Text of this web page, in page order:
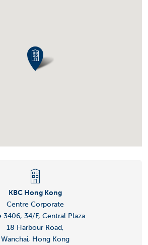
KBC Hong Kong
Centre Corporate
3406, 34/F, Central Plaza
18 Harbour Road,
Wanchai, Hong Kong